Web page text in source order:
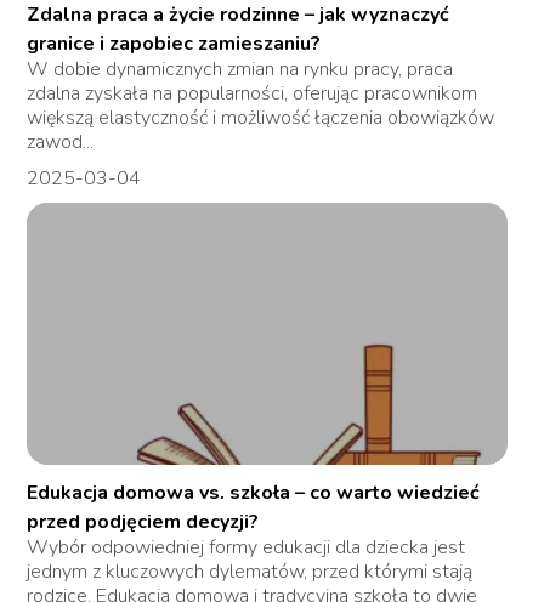
Zdalna praca a życie rodzinne – jak wyznaczyć
granice i zapobiec zamieszaniu?
W dobie dynamicznych zmian na rynku pracy, praca
zdalna zyskała na popularności, oferując pracownikom
większą elastyczność i możliwość łączenia obowiązków
zawod...
2025-03-04
Edukacja domowa vs. szkoła – co warto wiedzieć
przed podjęciem decyzji?
Wybór odpowiedniej formy edukacji dla dziecka jest
jednym z kluczowych dylematów, przed którymi stają
rodzice. Edukacja domowa i tradycyjna szkoła to dwie